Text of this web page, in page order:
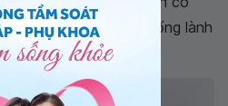
trị đúng đắn và lối sống lành
hơn.